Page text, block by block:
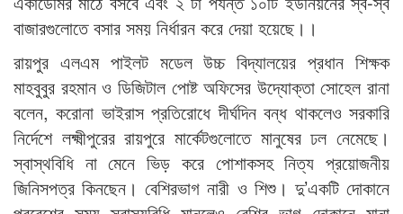
বাজারগুলোতে বসার সময় নির্ধারন করে দেয়া হয়েছে।।
রায়পুর এলএম পাইলট মডেল উচ্চ বিদ্যালয়ের প্রধান শিক্ষক
মাহবুবুর রহমান ও ডিজিটাল পোষ্ট অফিসের উদ্যোক্তা সোহেল রানা
বলেন, করোনা ভাইরাস প্রতিরোধে দীর্ঘদিন বন্ধ থাকলেও সরকারি
নির্দেশে লক্ষ্মীপুরের রায়পুরে মার্কেটগুলোতে মানুষের ঢল নেমেছে।
স্বাস্থবিধি না মেনে ভিড় করে পোশাকসহ নিত্য প্রয়োজনীয়
জিনিসপত্র কিনছেন। বেশিরভাগ নারী ও শিশু। দু’একটি দোকানে